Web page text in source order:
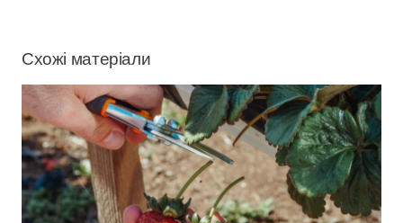
Схожі матеріали